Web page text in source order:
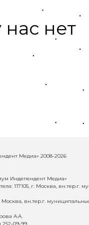
нет
Медиа» 2008-2026
Индепендент Медиа»
117105, г. Москва, вн.тер.г.
Москва, вн.тер.г.
А.А.